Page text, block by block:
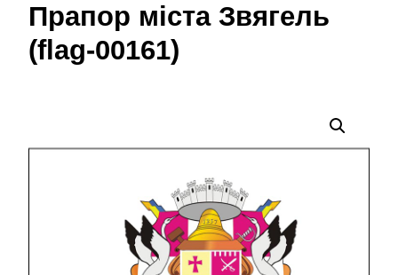
Прапор міста Звягель
(flag-00161)